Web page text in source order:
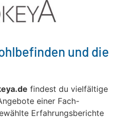
und die
findest du vielfältige
einer Fach-
Erfahrungsberichte